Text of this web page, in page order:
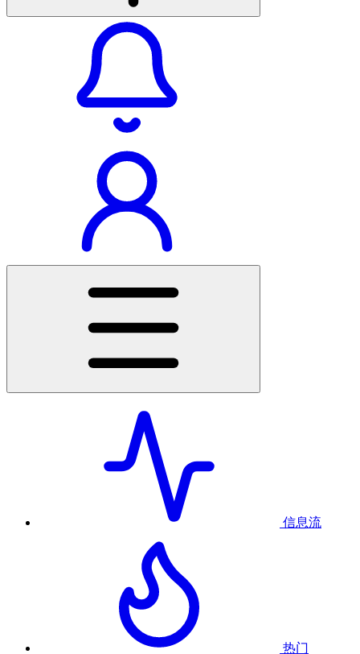
信息流
热门